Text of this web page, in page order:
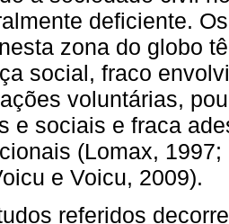
deficiente.
zona do globo
social, fraco
voluntárias,
e sociais e fraca
(Lomax,
e Voicu, 2009).
referidos